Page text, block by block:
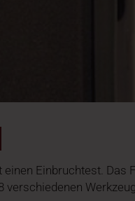
einen Einbruchtest.
verschiedenen